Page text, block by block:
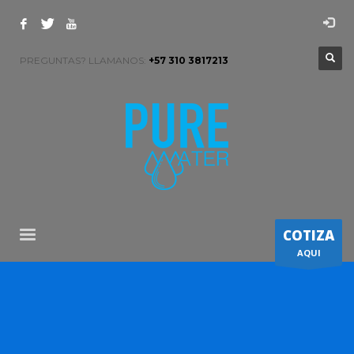
PREGUNTAS? LLAMANOS: +57 310 3817213
COTIZA
AQUI